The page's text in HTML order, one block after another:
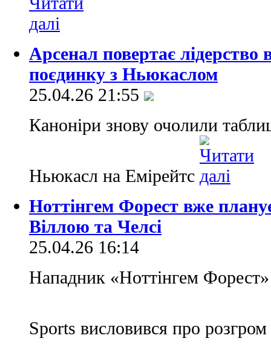
Арсенал повертає
поєдинку з Ньюкаслом
25.04.26 21:55
Каноніри знову очолили
Ньюкасл на Емірейтс
Ноттінгем Форест вже
Віллою та Челсі
25.04.26 16:14
Нападник «Ноттінгем
Sports висловився про